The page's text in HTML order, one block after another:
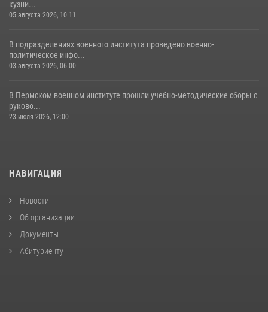
кузни...
05 августа 2026, 10:11
В подразделениях военного института проведено военно-
политическое инфо...
03 августа 2026, 06:00
В Пермском военном институте прошли учебно-методические сборы с
руково...
23 июля 2026, 12:00
НАВИГАЦИЯ
Новости
Об организации
Документы
Абитуриенту